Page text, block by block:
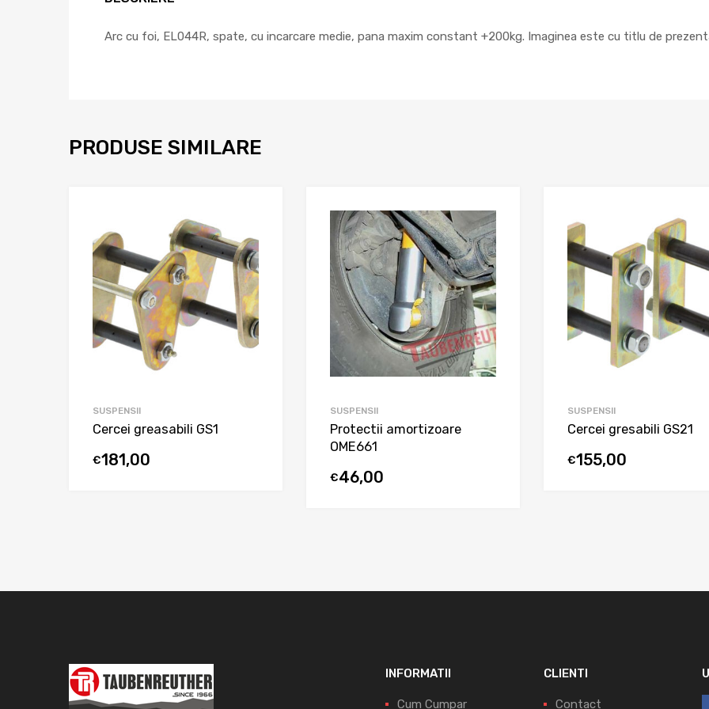
Arc cu foi, EL044R, spate, cu incarcare medie, pana maxim constant +200kg. Imaginea este cu titlu de
PRODUSE SIMILARE
SUSPENSII
Cercei greasabili GS1
€181,00
SUSPENSII
Protectii amortizoare
OME661
€46,00
SUSPENSII
Cercei gresabili GS21
€155,00
INFORMATII
Cum Cumpar
CLIENTI
Contact